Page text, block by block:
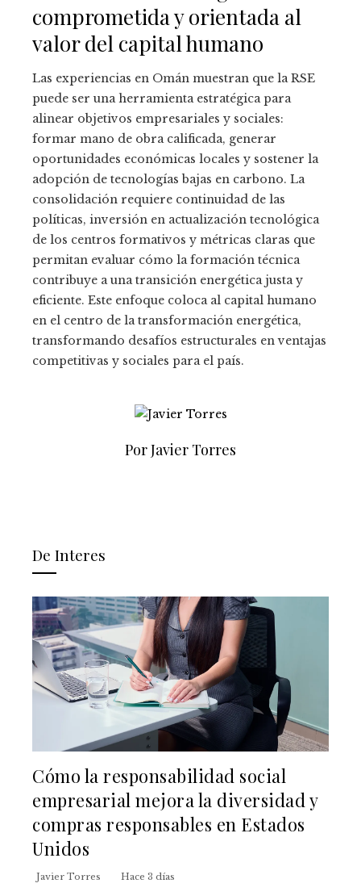
comprometida y orientada al
valor del capital humano
Las experiencias en Omán muestran que la RSE
puede ser una herramienta estratégica para
alinear objetivos empresariales y sociales:
formar mano de obra calificada, generar
oportunidades económicas locales y sostener la
adopción de tecnologías bajas en carbono. La
consolidación requiere continuidad de las
políticas, inversión en actualización tecnológica
de los centros formativos y métricas claras que
permitan evaluar cómo la formación técnica
contribuye a una transición energética justa y
eficiente. Este enfoque coloca al capital humano
en el centro de la transformación energética,
transformando desafíos estructurales en ventajas
competitivas y sociales para el país.
Por Javier Torres
De Interes
Cómo la responsabilidad social
empresarial mejora la diversidad y
compras responsables en Estados
Unidos
Javier Torres Hace 3 días